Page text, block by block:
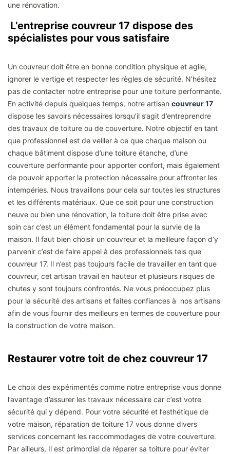
une rénovation.
L’entreprise couvreur 17 dispose des
spécialistes pour vous satisfaire
Un couvreur doit être en bonne condition physique et agile,
ignorer le vertige et respecter les règles de sécurité. N’hésitez
pas de contacter notre entreprise pour une toiture performante.
En activité depuis quelques temps, notre artisan couvreur 17
dispose les savoirs nécessaires lorsqu’il s’agit d’entreprendre
des travaux de toiture ou de couverture. Notre objectif en tant
que professionnel est de veiller à ce que chaque maison ou
chaque bâtiment dispose d’une toiture étanche, d’une
couverture performante pour apporter confort, mais également
de pouvoir apporter la protection nécessaire pour affronter les
intempéries. Nous travaillons pour cela sur toutes les structures
et les différents matériaux. Que ce soit pour une construction
neuve ou bien une rénovation, la toiture doit être prise avec
soin car c’est un élément fondamental pour la survie de la
maison. Il faut bien choisir un couvreur et la meilleure façon d’y
parvenir c’est de faire appel à des professionnels tels que
couvreur 17. Il n’est pas toujours facile de travailler en tant que
couvreur, cet artisan travail en hauteur et plusieurs risques de
chutes y sont toujours confrontés. Ne vous préoccupez plus
pour la sécurité des artisans et faites confiances à nos artisans
afin de vous fournir des meilleurs en termes de couverture pour
la construction de votre maison.
Restaurer votre toit de chez couvreur 17
Le choix des expérimentés comme notre entreprise vous donne
l’avantage d’assurer les travaux nécessaire car c’est votre
sécurité qui y dépend. Pour votre sécurité et l’esthétique de
votre maison, réparation de toiture 17 vous donne divers
services concernant les raccommodages de votre couverture.
Par ailleurs, Il est primordial de réparer sa toiture pour éviter